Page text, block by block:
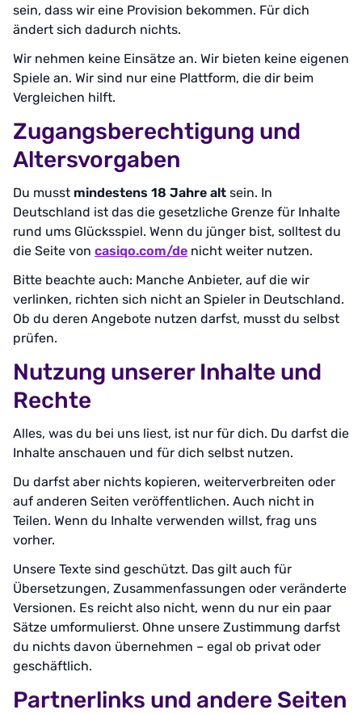
sein, dass wir eine Provision bekommen. Für dich
ändert sich dadurch nichts.
Wir nehmen keine Einsätze an. Wir bieten keine eigenen
Spiele an. Wir sind nur eine Plattform, die dir beim
Vergleichen hilft.
Zugangsberechtigung und
Altersvorgaben
Du musst mindestens 18 Jahre alt sein. In
Deutschland ist das die gesetzliche Grenze für Inhalte
rund ums Glücksspiel. Wenn du jünger bist, solltest du
die Seite von casiqo.com/de nicht weiter nutzen.
Bitte beachte auch: Manche Anbieter, auf die wir
verlinken, richten sich nicht an Spieler in Deutschland.
Ob du deren Angebote nutzen darfst, musst du selbst
prüfen.
Nutzung unserer Inhalte und
Rechte
Alles, was du bei uns liest, ist nur für dich. Du darfst die
Inhalte anschauen und für dich selbst nutzen.
Du darfst aber nichts kopieren, weiterverbreiten oder
auf anderen Seiten veröffentlichen. Auch nicht in
Teilen. Wenn du Inhalte verwenden willst, frag uns
vorher.
Unsere Texte sind geschützt. Das gilt auch für
Übersetzungen, Zusammenfassungen oder veränderte
Versionen. Es reicht also nicht, wenn du nur ein paar
Sätze umformulierst. Ohne unsere Zustimmung darfst
du nichts davon übernehmen – egal ob privat oder
geschäftlich.
Partnerlinks und andere Seiten